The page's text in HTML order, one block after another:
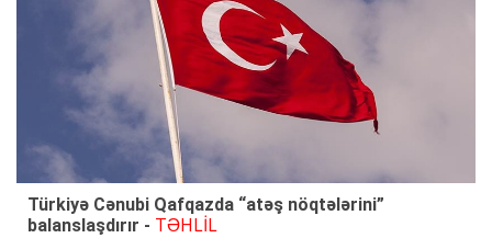
Türkiyə Cənubi Qafqazda “atəş nöqtələrini”
balanslaşdırır - TƏHLİL